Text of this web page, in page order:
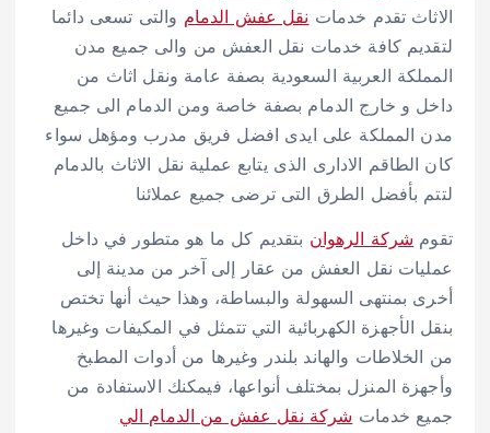
الاثاث تقدم خدمات نقل عفش الدمام والتى تسعى دائما
لتقديم كافة خدمات نقل العفش من والى جميع مدن
المملكة العربية السعودية بصفة عامة ونقل اثاث من
داخل و خارج الدمام بصفة خاصة ومن الدمام الى جميع
مدن المملكة على ايدى افضل فريق مدرب ومؤهل سواء
كان الطاقم الادارى الذى يتابع عملية نقل الاثاث بالدمام
لتتم بأفضل الطرق التى ترضى جميع عملائنا
تقوم شركة الرهوان بتقديم كل ما هو متطور في داخل
عمليات نقل العفش من عقار إلى آخر من مدينة إلى
أخرى بمنتهى السهولة والبساطة، وهذا حيث أنها تختص
بنقل الأجهزة الكهربائية التي تتمثل في المكيفات وغيرها
من الخلاطات والهاند بلندر وغيرها من أدوات المطبخ
وأجهزة المنزل بمختلف أنواعها، فيمكنك الاستفادة من
جميع خدمات شركة نقل عفش من الدمام الي